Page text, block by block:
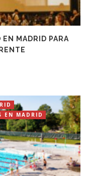
MADRID PARA
EN MADRID